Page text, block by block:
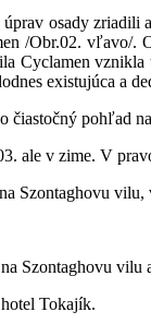
osady zriadili
/Obr.02. vľavo/.
Cyclamen
existujúca a
pohľad
ale v zime. V
Szontaghovu vilu,
Szontaghovu
Tokajík.